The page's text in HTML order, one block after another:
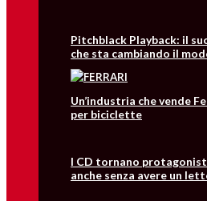
Pitchblack Playback: il
che sta cambiando il
Un’industria che vende
per biciclette
I CD tornano
anche senza avere un